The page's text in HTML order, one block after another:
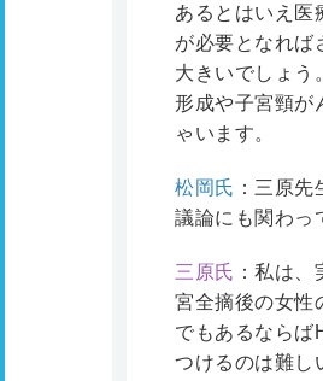
あるとはいえ医
が必要となれば
大きいでしょう
形成や子宮頸が
ゃいます。
松岡氏 ：三原
議論にも関わっ
三原氏 ：私は
宮全摘後の女性
でもあるならば
つけるのは難し